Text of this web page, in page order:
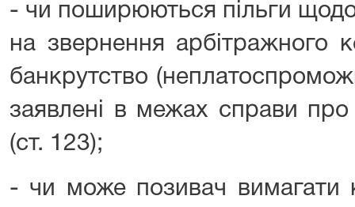
- чи поширюються пільги
на звернення арбітражного
банкрутство
заявлені в межах справи
(ст. 123);
- чи може позивач вимагати